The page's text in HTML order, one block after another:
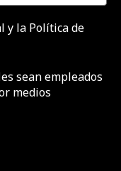
y la Política de
sean empleados
medios